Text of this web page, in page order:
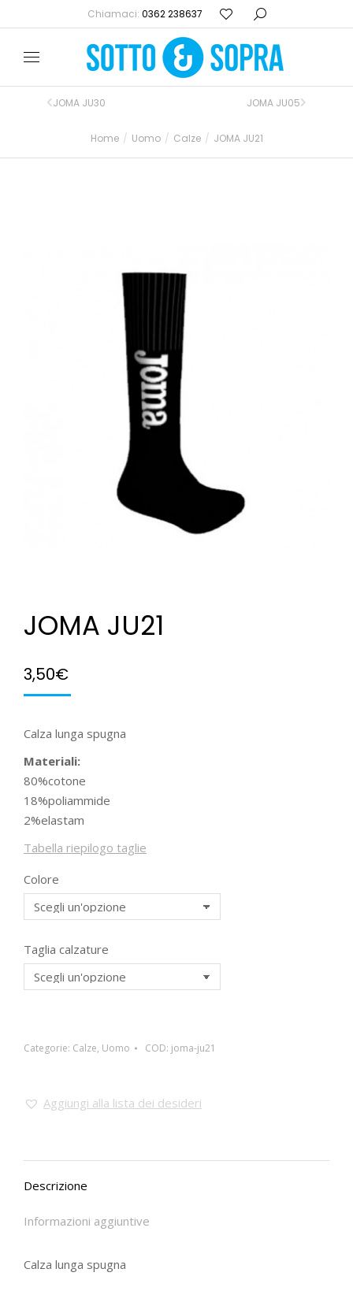
Chiamaci: 0362 238637
Home Uomo Calze JOMA JU21
JOMA JU30 JOMA JU05
JOMA JU21
3,50€
Calza lunga spugna
Materiali:
80%cotone
18%poliammide
2%elastam
Tabella riepilogo taglie
Colore
Taglia calzature
Categorie: Calze, Uomo COD: joma-ju21
Aggiungi alla lista dei desideri
Descrizione
Informazioni aggiuntive
Calza lunga spugna